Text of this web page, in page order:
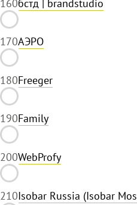
160бстд | brandstudio
170АЭРО
180Freeger
190Family
200WebProfy
210Isobar Russia (Isobar